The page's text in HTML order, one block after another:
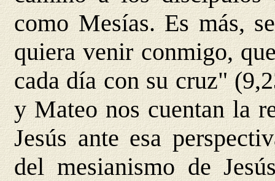
como Mesías. Es más,
quiera venir conmigo,
cada día con su cruz"
y Mateo nos cuentan la
Jesús ante esa
del mesianismo de